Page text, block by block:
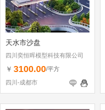
天水市沙盘
四川奕恒晖模型科技有限公司
￥ 3100.00/平方
四川-成都市